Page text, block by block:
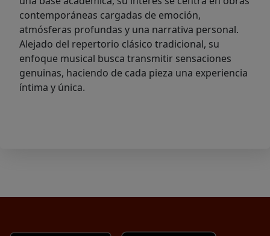
contemporáneas cargadas de emoción,
atmósferas profundas y una narrativa personal.
Alejado del repertorio clásico tradicional, su
enfoque musical busca transmitir sensaciones
genuinas, haciendo de cada pieza una experiencia
íntima y única.